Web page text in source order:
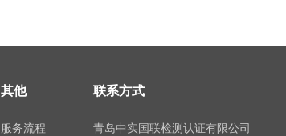
其他
服务流程
联系方式
青岛中实国联检测认证有限公司